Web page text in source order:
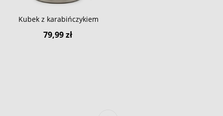
Kubek z karabińczykiem
79,99 zł